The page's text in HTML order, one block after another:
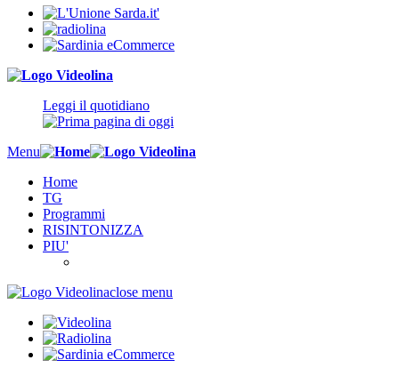
Leggi il quotidiano
Menu
Home
TG
Programmi
RISINTONIZZA
PIU'
close menu